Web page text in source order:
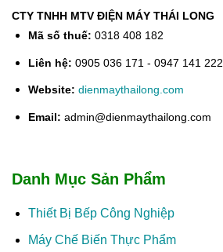
CTY TNHH MTV ĐIỆN MÁY THÁI LONG
Mã số thuế: 0318 408 182
Liên hệ: 0905 036 171 - 0947 141 222
Website: dienmaythailong.com
Email: admin@dienmaythailong.com
Danh Mục Sản Phẩm
Thiết Bị Bếp Công Nghiệp
Máy Chế Biến Thực Phẩm